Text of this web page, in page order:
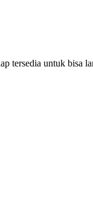
tersedia untuk